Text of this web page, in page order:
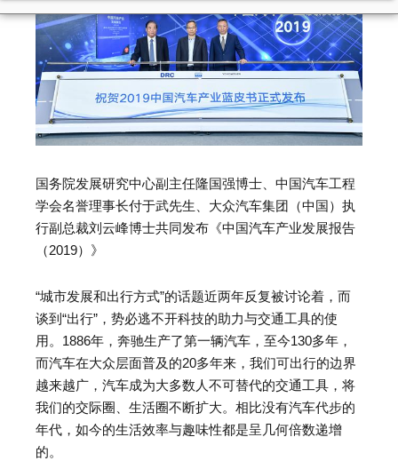
国务院发展研究中心副主任隆国强博士、中国汽车工程
学会名誉理事长付于武先生、大众汽车集团（中国）执
行副总裁刘云峰博士共同发布《中国汽车产业发展报告
（2019）》
“城市发展和出行方式”的话题近两年反复被讨论着，而
谈到“出行”，势必逃不开科技的助力与交通工具的使
用。1886年，奔驰生产了第一辆汽车，至今130多年，
而汽车在大众层面普及的20多年来，我们可出行的边界
越来越广，汽车成为大多数人不可替代的交通工具，将
我们的交际圈、生活圈不断扩大。相比没有汽车代步的
年代，如今的生活效率与趣味性都是呈几何倍数递增
的。